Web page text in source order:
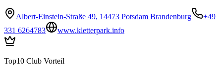
Albert-Einstein-Straße 49, 14473 Potsdam Brandenburg
+49
331 6264783
www.kletterpark.info
Top10 Club Vorteil